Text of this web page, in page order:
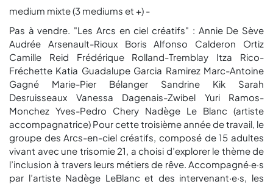
medium mixte (3 mediums et +) -
Pas à vendre. "Les Arcs en ciel créatifs" : Annie De Sève
Audrée Arsenault-Rioux Boris Alfonso Calderon Ortiz
Camille Reid Frédérique Rolland-Tremblay Itza Rico-
Fréchette Katia Guadalupe Garcia Ramirez Marc-Antoine
Gagné Marie-Pier Bélanger Sandrine Kik Sarah
Desruisseaux Vanessa Dagenais-Zwibel Yuri Ramos-
Monchez Yves-Pedro Chery Nadège Le Blanc (artiste
accompagnatrice) Pour cette troisième année de travail, le
groupe des Arcs-en-ciel créatifs, composé de 15 adultes
vivant avec une trisomie 21, a choisi d’explorer le thème de
l’inclusion à travers leurs métiers de rêve. Accompagné·e·s
par l’artiste Nadège LeBlanc et des intervenant·e·s, les